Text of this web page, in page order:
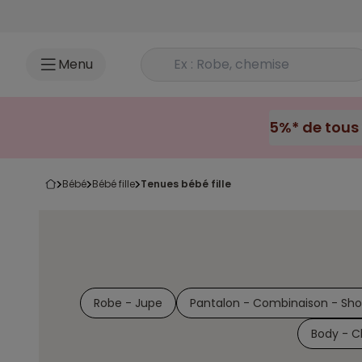
Menu Rechercher un produit
bébé bébé fille tenues bébé fille
Robe - Jupe Pantalon - Combinaison -
Body -